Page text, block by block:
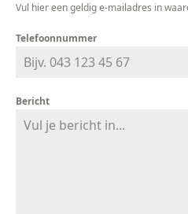
Vul hier een geldig e-mailadres in
Telefoonnummer
Bericht